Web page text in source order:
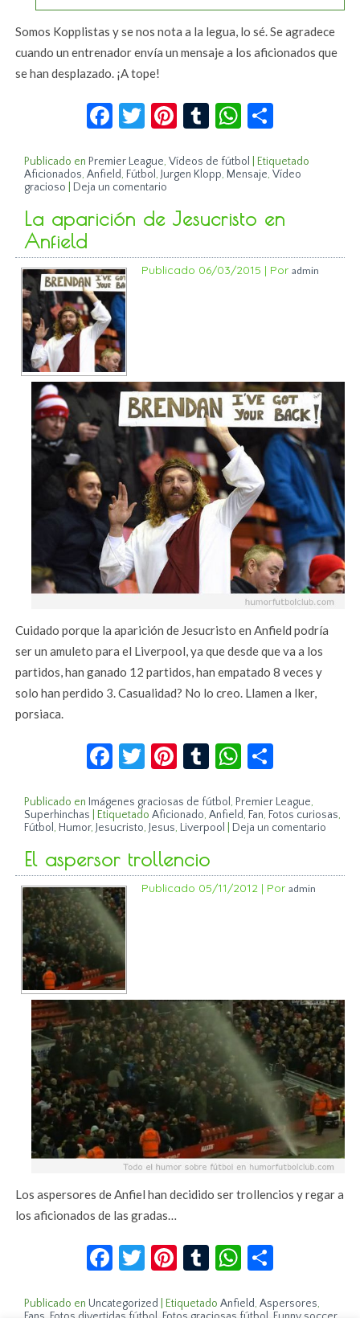
Somos Kopplistas y se nos nota a la legua, lo sé. Se agradece
cuando un entrenador envía un mensaje a los aficionados que
se han desplazado. ¡A tope!
Facebook
Twitter
Pinterest
TumblrWhatsApp
Publicado en Premier League,Vídeos de fútbol
Etiquetado
Aficionados,Anfield, Fútbol,Jurgen Klopp, Mensaje,Vídeo
gracioso
Deja un comentario
La aparición de Jesucristo en
Anfield
Publicado 06/03/2015 | Por admin
Cuidado porque la aparición de Jesucristo en Anfield podría
ser un amuleto para el Liverpool, ya que desde que va a los
partidos, han ganado 12 partidos, han empatado 8 veces y
solo han perdido 3. Casualidad? No lo creo. Llamen a Iker,
porsiaca.
Facebook
Twitter
Pinterest
TumblrWhatsApp
Publicado en Imágenes graciosas de fútbol , Premier League,
Superhinchas
Etiquetado Aficionado,Anfield, Fan, Fotos curiosas,
Fútbol , Humor,Jesucristo,Jesus, Liverpool Deja un comentario
El aspersor trollencio
Publicado 05/11/2012 | Por admin
Los aspersores de Anfiel han decidido ser trollencios y regar a
los aficionados de las gradas…
Facebook
Twitter
Pinterest
TumblrWhatsApp
Publicado en Uncategorized Etiquetado Anfield,Aspersores,